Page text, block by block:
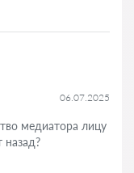
06.07.2025
медиатора лицу